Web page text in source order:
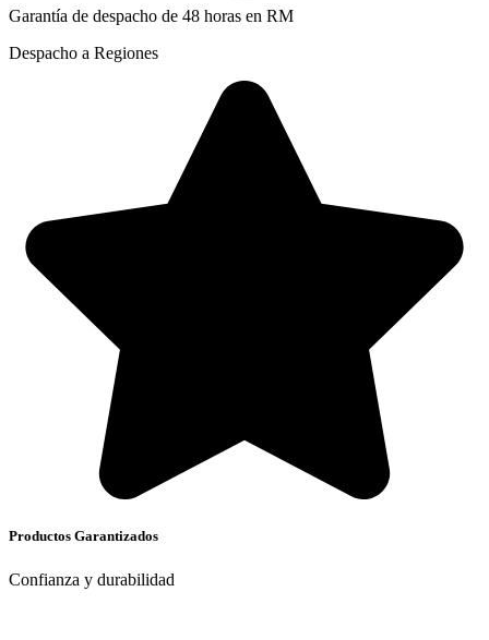
Garantía de despacho de 48 horas en RM
Despacho a Regiones
Productos Garantizados
Confianza y durabilidad